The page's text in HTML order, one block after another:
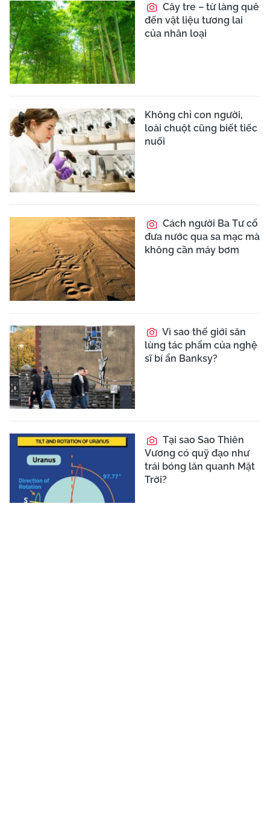
Cây tre – từ làng quê
đến vật liệu tương lai
của nhân loại
Không chỉ con người,
loài chuột cũng biết tiếc
nuối
Cách người Ba Tư cổ
đưa nước qua sa mạc mà
không cần máy bơm
Vì sao thế giới săn
lùng tác phẩm của nghệ
sĩ bí ẩn Banksy?
Tại sao Sao Thiên
Vương có quỹ đạo như
trái bóng lăn quanh Mặt
Trời?